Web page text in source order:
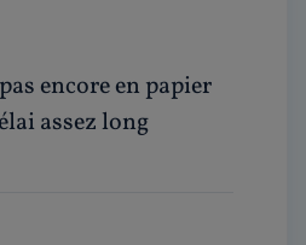
encore en papier
assez long